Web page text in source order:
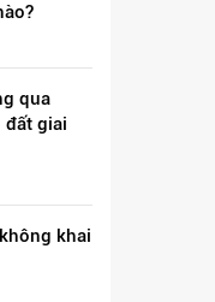
qua
đất giai
khai